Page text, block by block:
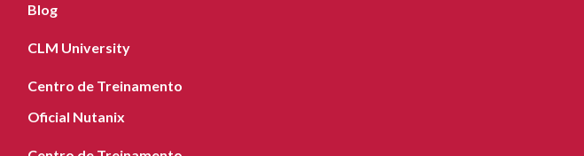
Blog
CLM University
Centro de Treinamento
Oficial Nutanix